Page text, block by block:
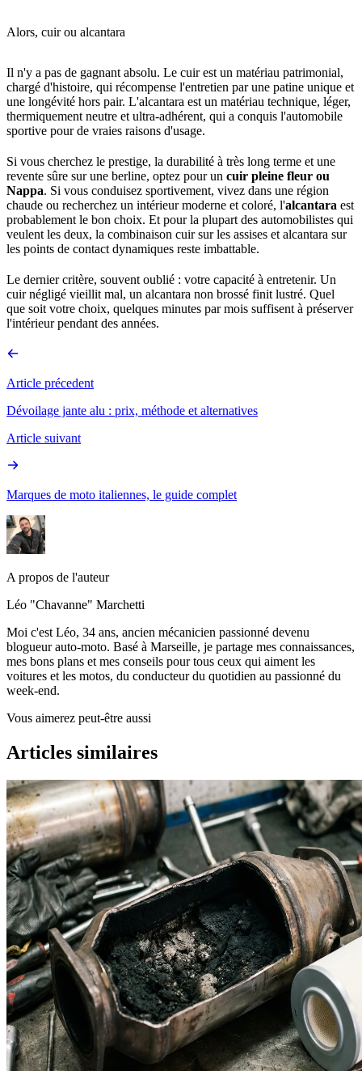
Alors, cuir ou alcantara
Il n'y a pas de gagnant absolu. Le cuir est un matériau patrimonial,
chargé d'histoire, qui récompense l'entretien par une patine unique et
une longévité hors pair. L'alcantara est un matériau technique, léger,
thermiquement neutre et ultra-adhérent, qui a conquis l'automobile
sportive pour de vraies raisons d'usage.
Si vous cherchez le prestige, la durabilité à très long terme et une
revente sûre sur une berline, optez pour un cuir pleine fleur ou
Nappa. Si vous conduisez sportivement, vivez dans une région
chaude ou recherchez un intérieur moderne et coloré, l'alcantara est
probablement le bon choix. Et pour la plupart des automobilistes qui
veulent les deux, la combinaison cuir sur les assises et alcantara sur
les points de contact dynamiques reste imbattable.
Le dernier critère, souvent oublié : votre capacité à entretenir. Un
cuir négligé vieillit mal, un alcantara non brossé finit lustré. Quel
que soit votre choix, quelques minutes par mois suffisent à préserver
l'intérieur pendant des années.
Article précedent
Dévoilage jante alu : prix, méthode et alternatives
Article suivant
Marques de moto italiennes, le guide complet
A propos de l'auteur
Léo "Chavanne" Marchetti
Moi c'est Léo, 34 ans, ancien mécanicien passionné devenu
blogueur auto-moto. Basé à Marseille, je partage mes connaissances,
mes bons plans et mes conseils pour tous ceux qui aiment les
voitures et les motos, du conducteur du quotidien au passionné du
week-end.
Vous aimerez peut-être aussi
Articles similaires